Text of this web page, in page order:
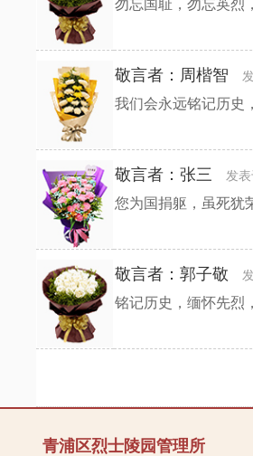
青浦区烈士陵园管理所